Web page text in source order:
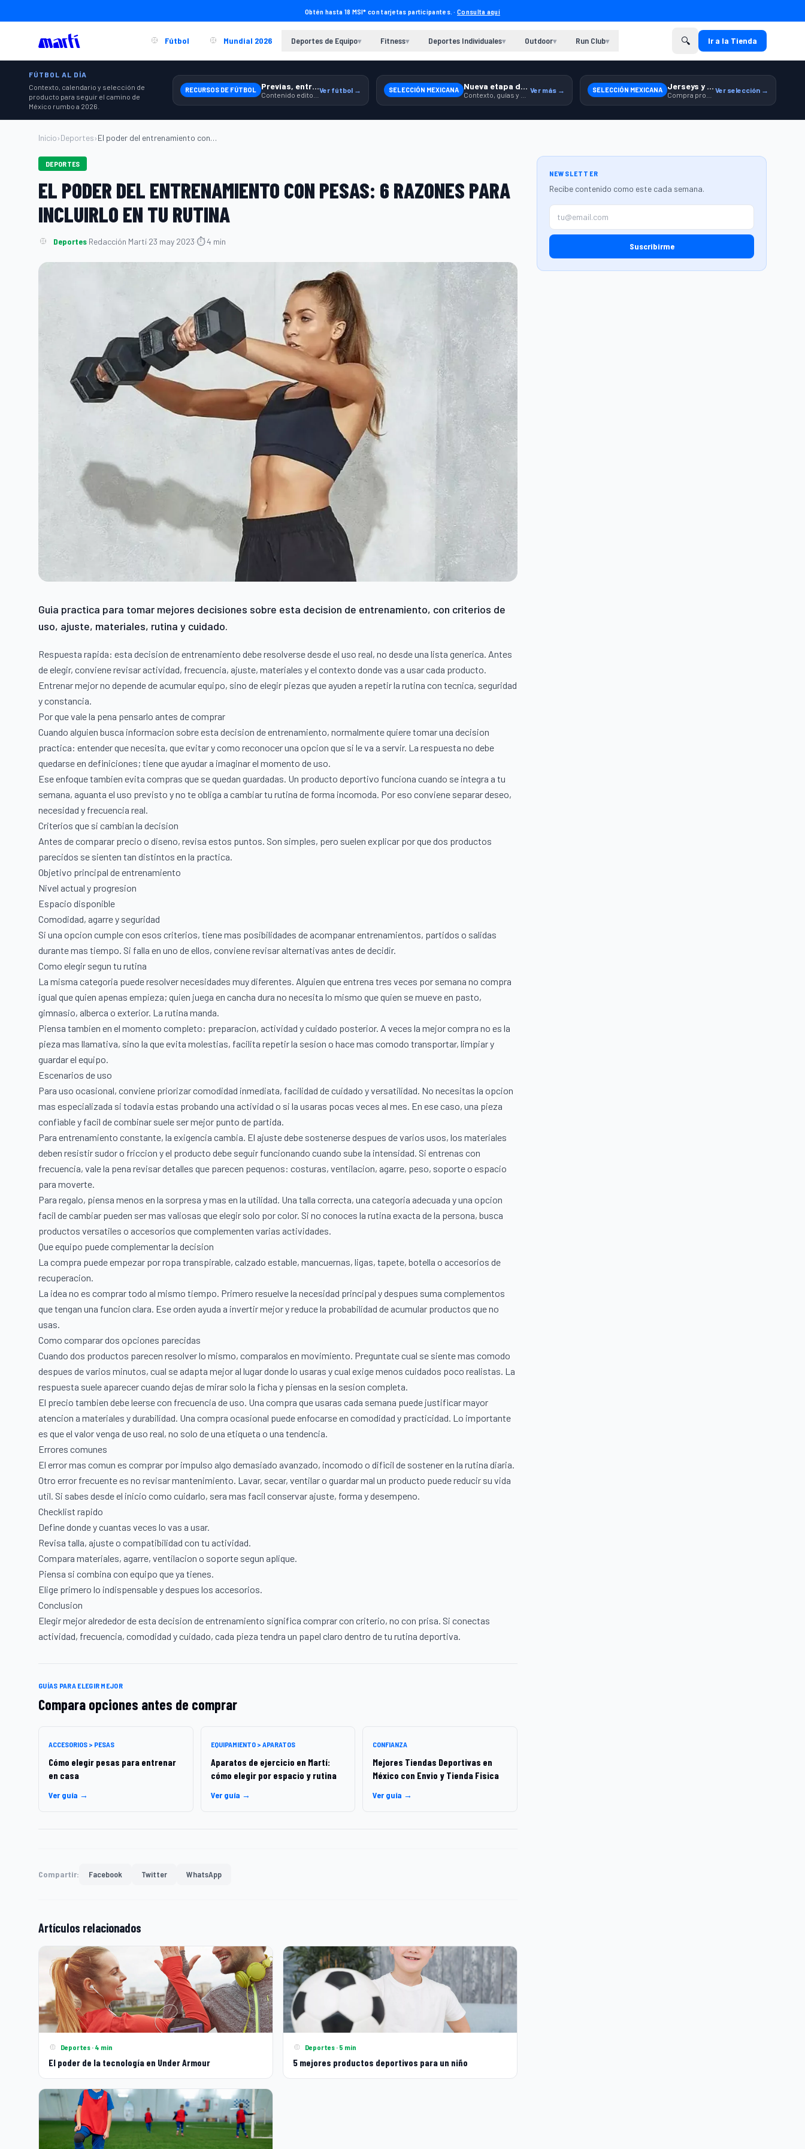
Obtén hasta 18 MSI* con tarjetas participantes. ·Consulta aquí
Fútbol Mundial 2026 Deportes de Equipo▾ Fitness▾ Deportes Individuales▾ Outdoor▾ Run Club▾ 🔍 Ir a la Tienda
FÚTBOL AL DÍA
Contexto, calendario y selección de
producto para seguir el camino de
México rumbo a 2026.
RECURSOS DE FÚTBOL Previas, entrenamiento y productoVer fútbol → SELECCIÓN MEXICANA Nueva etapa de México Ver más → SELECCIÓN MEXICANA Jerseys y equipamiento relacionado Ver selección →
Inicio›Deportes› El poder del entrenamiento con pesas: 6 ...
DEPORTES
EL PODER DEL ENTRENAMIENTO CON PESAS: 6 RAZONES PARA
INCLUIRLO EN TU RUTINA
Deportes·Redacción Martí·23 may 2023·⏱ 4 min
Guia practica para tomar mejores decisiones sobre esta decision de entrenamiento, con criterios de
uso, ajuste, materiales, rutina y cuidado.
Respuesta rapida: esta decision de entrenamiento debe resolverse desde el uso real, no desde una lista generica. Antes
de elegir, conviene revisar actividad, frecuencia, ajuste, materiales y el contexto donde vas a usar cada producto.
Entrenar mejor no depende de acumular equipo, sino de elegir piezas que ayuden a repetir la rutina con tecnica, seguridad
y constancia.
Por que vale la pena pensarlo antes de comprar
Cuando alguien busca informacion sobre esta decision de entrenamiento, normalmente quiere tomar una decision
practica: entender que necesita, que evitar y como reconocer una opcion que si le va a servir. La respuesta no debe
quedarse en definiciones; tiene que ayudar a imaginar el momento de uso.
Ese enfoque tambien evita compras que se quedan guardadas. Un producto deportivo funciona cuando se integra a tu
semana, aguanta el uso previsto y no te obliga a cambiar tu rutina de forma incomoda. Por eso conviene separar deseo,
necesidad y frecuencia real.
Criterios que si cambian la decision
Antes de comparar precio o diseno, revisa estos puntos. Son simples, pero suelen explicar por que dos productos
parecidos se sienten tan distintos en la practica.
Objetivo principal de entrenamiento
Nivel actual y progresion
Espacio disponible
Comodidad, agarre y seguridad
Si una opcion cumple con esos criterios, tiene mas posibilidades de acompanar entrenamientos, partidos o salidas
durante mas tiempo. Si falla en uno de ellos, conviene revisar alternativas antes de decidir.
Como elegir segun tu rutina
La misma categoria puede resolver necesidades muy diferentes. Alguien que entrena tres veces por semana no compra
igual que quien apenas empieza; quien juega en cancha dura no necesita lo mismo que quien se mueve en pasto,
gimnasio, alberca o exterior. La rutina manda.
Piensa tambien en el momento completo: preparacion, actividad y cuidado posterior. A veces la mejor compra no es la
pieza mas llamativa, sino la que evita molestias, facilita repetir la sesion o hace mas comodo transportar, limpiar y
guardar el equipo.
Escenarios de uso
Para uso ocasional, conviene priorizar comodidad inmediata, facilidad de cuidado y versatilidad. No necesitas la opcion
mas especializada si todavia estas probando una actividad o si la usaras pocas veces al mes. En ese caso, una pieza
confiable y facil de combinar suele ser mejor punto de partida.
Para entrenamiento constante, la exigencia cambia. El ajuste debe sostenerse despues de varios usos, los materiales
deben resistir sudor o friccion y el producto debe seguir funcionando cuando sube la intensidad. Si entrenas con
frecuencia, vale la pena revisar detalles que parecen pequenos: costuras, ventilacion, agarre, peso, soporte o espacio
para moverte.
Para regalo, piensa menos en la sorpresa y mas en la utilidad. Una talla correcta, una categoria adecuada y una opcion
facil de cambiar pueden ser mas valiosas que elegir solo por color. Si no conoces la rutina exacta de la persona, busca
productos versatiles o accesorios que complementen varias actividades.
Que equipo puede complementar la decision
La compra puede empezar por ropa transpirable, calzado estable, mancuernas, ligas, tapete, botella o accesorios de
recuperacion.
La idea no es comprar todo al mismo tiempo. Primero resuelve la necesidad principal y despues suma complementos
que tengan una funcion clara. Ese orden ayuda a invertir mejor y reduce la probabilidad de acumular productos que no
usas.
Como comparar dos opciones parecidas
Cuando dos productos parecen resolver lo mismo, comparalos en movimiento. Preguntate cual se siente mas comodo
despues de varios minutos, cual se adapta mejor al lugar donde lo usaras y cual exige menos cuidados poco realistas. La
respuesta suele aparecer cuando dejas de mirar solo la ficha y piensas en la sesion completa.
El precio tambien debe leerse con frecuencia de uso. Una compra que usaras cada semana puede justificar mayor
atencion a materiales y durabilidad. Una compra ocasional puede enfocarse en comodidad y practicidad. Lo importante
es que el valor venga de uso real, no solo de una etiqueta o una tendencia.
Errores comunes
El error mas comun es comprar por impulso algo demasiado avanzado, incomodo o dificil de sostener en la rutina diaria.
Otro error frecuente es no revisar mantenimiento. Lavar, secar, ventilar o guardar mal un producto puede reducir su vida
util. Si sabes desde el inicio como cuidarlo, sera mas facil conservar ajuste, forma y desempeno.
Checklist rapido
Define donde y cuantas veces lo vas a usar.
Revisa talla, ajuste o compatibilidad con tu actividad.
Compara materiales, agarre, ventilacion o soporte segun aplique.
Piensa si combina con equipo que ya tienes.
Elige primero lo indispensable y despues los accesorios.
Conclusion
Elegir mejor alrededor de esta decision de entrenamiento significa comprar con criterio, no con prisa. Si conectas
actividad, frecuencia, comodidad y cuidado, cada pieza tendra un papel claro dentro de tu rutina deportiva.
GUÍAS PARA ELEGIR MEJOR
Compara opciones antes de comprar
ACCESORIOS > PESAS
Cómo elegir pesas para entrenar
en casa
Ver guía →
EQUIPAMIENTO > APARATOS
Aparatos de ejercicio en Martí:
cómo elegir por espacio y rutina
Ver guía →
CONFIANZA
Mejores Tiendas Deportivas en
México con Envio y Tienda Fisica
Ver guía →
Compartir: Facebook Twitter WhatsApp
Artículos relacionados
Deportes · 4 min
El poder de la tecnología en Under Armour
Deportes · 5 min
5 mejores productos deportivos para un niño
NEWSLETTER
Recibe contenido como este cada semana.
Suscribirme